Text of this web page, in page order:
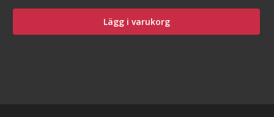
Lägg i varukorg